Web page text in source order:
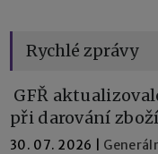
Rychlé zprávy
GFŘ
při darování zboží
30. 07. 2026